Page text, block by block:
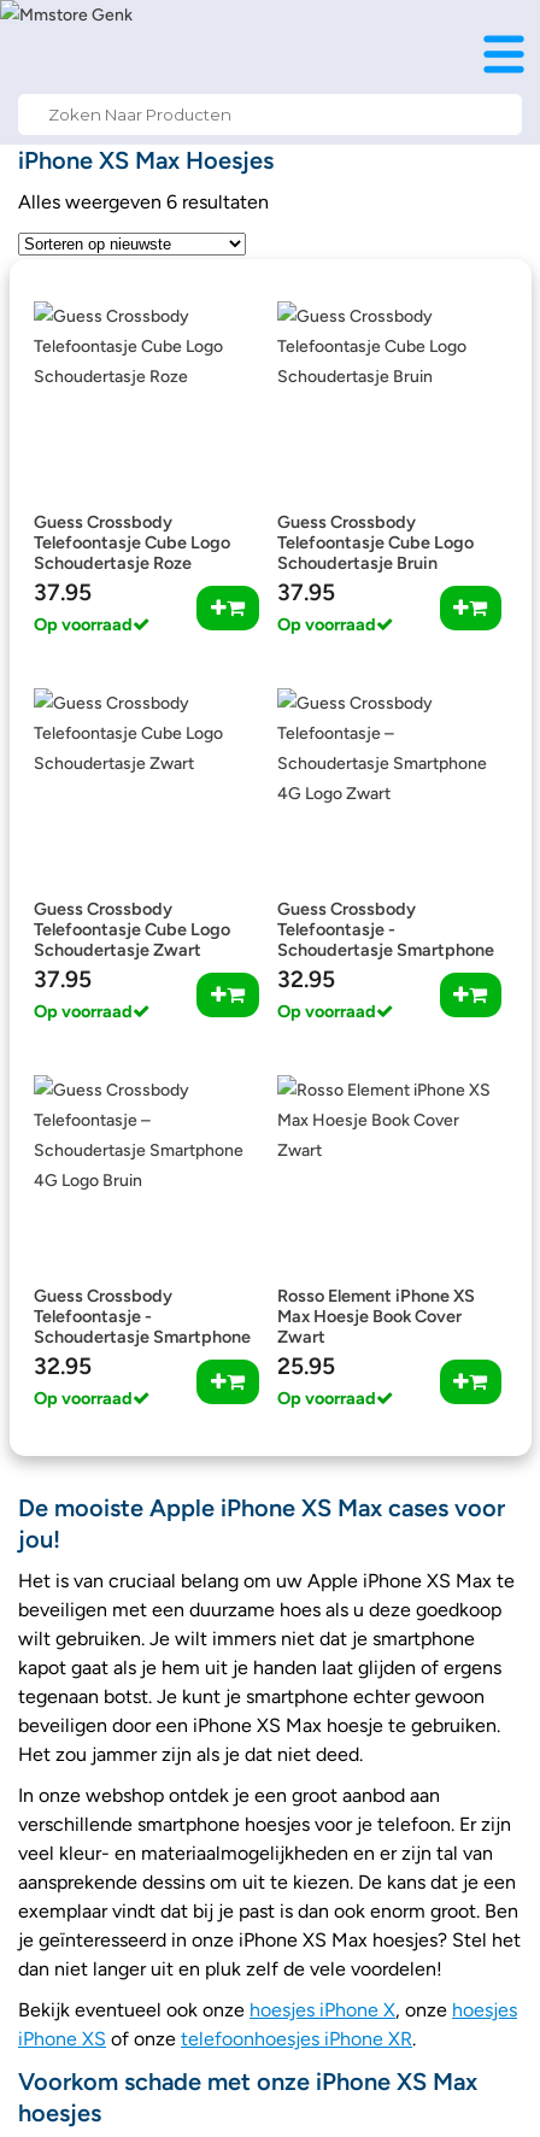
iPhone XS Max Hoesjes
Alles weergeven 6 resultaten
Guess Crossbody
Telefoontasje Cube Logo
Schoudertasje Roze
37.95
Op voorraad
Guess Crossbody
Telefoontasje Cube Logo
Schoudertasje Bruin
37.95
Op voorraad
Guess Crossbody
Telefoontasje Cube Logo
Schoudertasje Zwart
37.95
Op voorraad
Guess Crossbody
Telefoontasje -
Schoudertasje Smartphone
4G Logo Zwart
32.95
Op voorraad
Guess Crossbody
Telefoontasje -
Schoudertasje Smartphone
4G Logo Bruin
32.95
Op voorraad
Rosso Element iPhone XS
Max Hoesje Book Cover
Zwart
25.95
Op voorraad
De mooiste Apple iPhone XS Max cases voor
jou!
Het is van cruciaal belang om uw Apple iPhone XS Max te
beveiligen met een duurzame hoes als u deze goedkoop
wilt gebruiken. Je wilt immers niet dat je smartphone
kapot gaat als je hem uit je handen laat glijden of ergens
tegenaan botst. Je kunt je smartphone echter gewoon
beveiligen door een iPhone XS Max hoesje te gebruiken.
Het zou jammer zijn als je dat niet deed.
In onze webshop ontdek je een groot aanbod aan
verschillende smartphone hoesjes voor je telefoon. Er zijn
veel kleur- en materiaalmogelijkheden en er zijn tal van
aansprekende dessins om uit te kiezen. De kans dat je een
exemplaar vindt dat bij je past is dan ook enorm groot. Ben
je geïnteresseerd in onze iPhone XS Max hoesjes? Stel het
dan niet langer uit en pluk zelf de vele voordelen!
Bekijk eventueel ook onze hoesjes iPhone X, onze hoesjes
iPhone XS of onze telefoonhoesjes iPhone XR.
Voorkom schade met onze iPhone XS Max
hoesjes